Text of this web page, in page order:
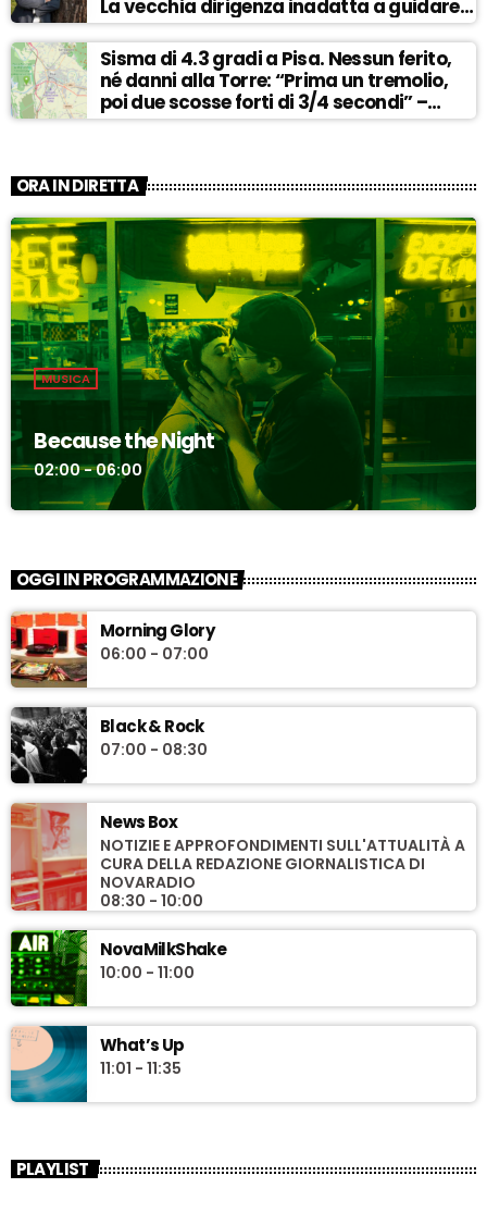
La vecchia dirigenza inadatta a guidare
la svolta” – ASCOLTA
Sisma di 4.3 gradi a Pisa. Nessun ferito,
né danni alla Torre: “Prima un tremolio,
poi due scosse forti di 3/4 secondi” –
ASCOLTA
ORA IN DIRETTA
MUSICA
Because the Night
02:00 - 06:00
OGGI IN PROGRAMMAZIONE
Morning Glory
06:00 - 07:00
Black & Rock
07:00 - 08:30
News Box
NOTIZIE E APPROFONDIMENTI SULL'ATTUALITÀ A
CURA DELLA REDAZIONE GIORNALISTICA DI
NOVARADIO
08:30 - 10:00
NovaMilkShake
10:00 - 11:00
What’s Up
11:01 - 11:35
PLAYLIST